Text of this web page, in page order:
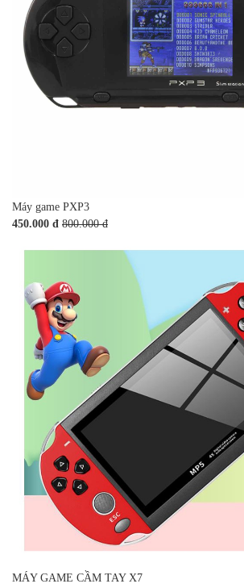
Máy game PXP3
450.000 đ 800.000 đ
MÁY GAME CẦM TAY X7